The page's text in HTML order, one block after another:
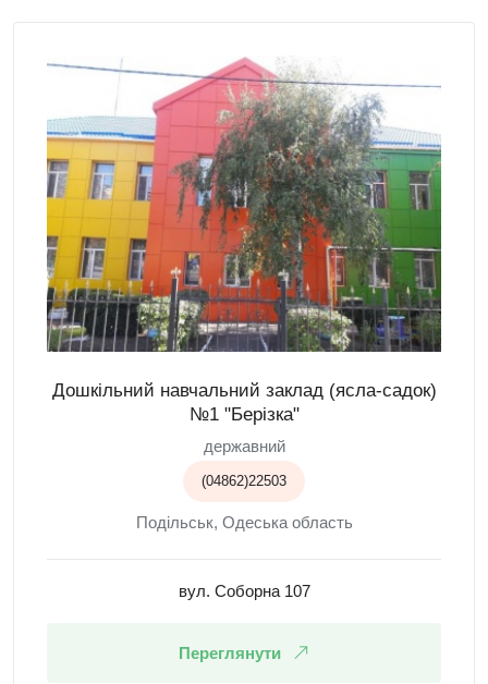
Дошкільний навчальний заклад (ясла-садок)
№1 "Берізка"
державний
(04862)22503
Подільськ, Одеська область
вул. Соборна 107
Переглянути